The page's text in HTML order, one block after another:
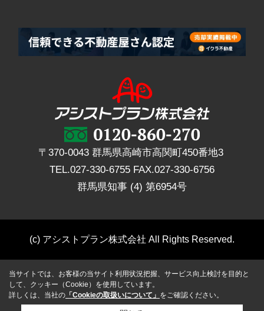
〒370-0043 群馬県高崎市高関町450番地3
TEL.027-330-6755 FAX.027-330-6756
群馬県知事 (4) 第6954号
(c) アシストプラン株式会社 All Rights Reserved.
当サイトでは、お客様の当サイト利用状況把握、サービス向上検討を目的と
して、クッキー（Cookie）を使用しています。
詳しくは、当社の 「Cookieの取扱いについて」 をご確認ください。